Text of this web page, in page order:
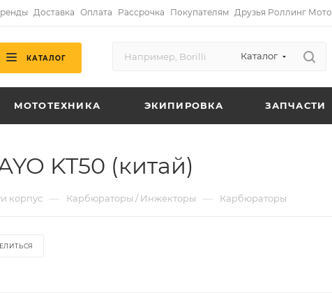
Доставка Оплата Рассрочка Покупателям Друзья Роллинг Мото
КАТАЛОГ Каталог
МОТОТЕХНИКА ЭКИПИРОВКА ЗАПЧАСТИ
KT50 (китай)
корпус — Карбюраторы / Инжекторы — Карбюраторы